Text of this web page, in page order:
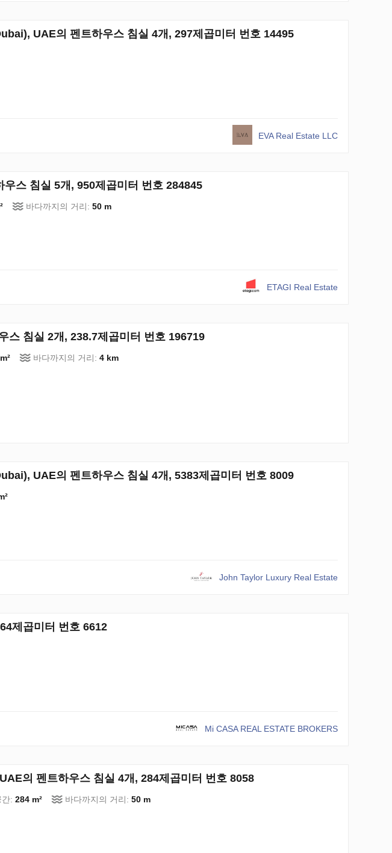
UAE의 펜트하우스 침실 4개, 297제곱미터 번호 14495
EVA Real Estate LLC
스 침실 5개, 950제곱미터 번호 284845
바다까지의 거리: 50 m
ETAGI Real Estate
침실 2개, 238.7제곱미터 번호 196719
바다까지의 거리: 4 km
UAE의 펜트하우스 침실 4개, 5383제곱미터 번호 8009
John Taylor Luxury Real Estate
제곱미터 번호 6612
Mi CASA REAL ESTATE BROKERS
의 펜트하우스 침실 4개, 284제곱미터 번호 8058
: 284 m² 바다까지의 거리: 50 m